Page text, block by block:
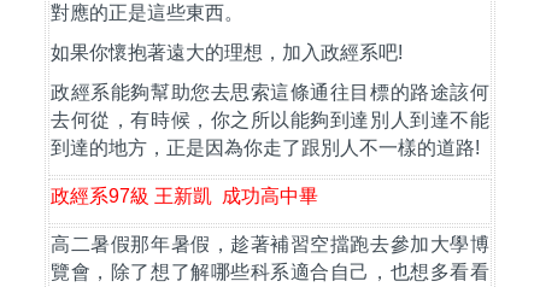
對應的正是這些東西。
如果你懷抱著遠大的理想，加入政經系吧!
政經系能夠幫助您去思索這條通往目標的路途該何
去何從，有時候，你之所以能夠到達別人到達不能
到達的地方，正是因為你走了跟別人不一樣的道路!
政經系97級 王新凱 成功高中畢
高二暑假那年暑假，趁著補習空擋跑去參加大學博
覽會，除了想了解哪些科系適合自己，也想多看看